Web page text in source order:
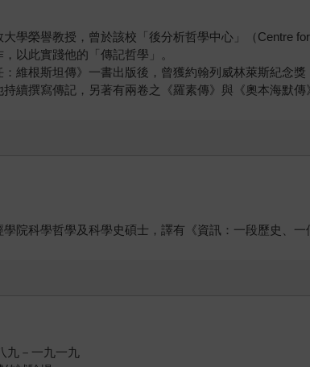
學榮譽教授，曾於該校「後分析哲學中心」（Centre
以此實踐他的「傳記哲學」。
：維根斯坦傳》一書出版後，曾獲約翰列威林萊斯紀念
續撰寫傳記，另著有兩卷之《羅素傳》與《奧本海默
院科學哲學及科學史碩士，譯有《資訊：一段歷史、一
九－一九一九